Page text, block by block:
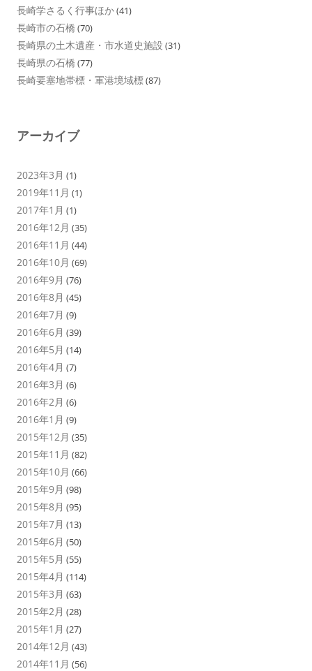
長崎学さるく行事ほか(41)
長崎市の石橋 (70)
長崎県の土木遺産・市水道史施設 (31)
長崎県の石橋 (77)
長崎要塞地帯標・軍港境域標(87)
アーカイブ
2023年3月 (1)
2019年11月 (1)
2017年1月 (1)
2016年12月 (35)
2016年11月 (44)
2016年10月 (69)
2016年9月 (76)
2016年8月 (45)
2016年7月 (9)
2016年6月 (39)
2016年5月 (14)
2016年4月 (7)
2016年3月 (6)
2016年2月 (6)
2016年1月 (9)
2015年12月 (35)
2015年11月 (82)
2015年10月 (66)
2015年9月 (98)
2015年8月 (95)
2015年7月 (13)
2015年6月 (50)
2015年5月 (55)
2015年4月 (114)
2015年3月 (63)
2015年2月 (28)
2015年1月 (27)
2014年12月 (43)
2014年11月 (56)